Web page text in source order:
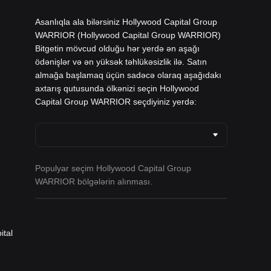
Asanlıqla ala bilərsiniz Hollywood Capital Group
WARRIOR (Hollywood Capital Group WARRIOR)
Bitgetin mövcud olduğu hər yerdə ən aşağı
ödənişlər və ən yüksək təhlükəsizlik ilə. Satın
almağa başlamaq üçün sadəcə olaraq aşağıdakı
axtarış qutusunda ölkənizi seçin Hollywood
Capital Group WARRIOR seçdiyiniz yerdə:
Populyar seçim Hollywood Capital Group
WARRIOR bölgələrin alınması.